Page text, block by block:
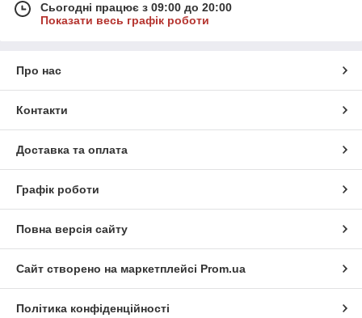
Сьогодні працює з 09:00 до 20:00
Показати весь графік роботи
Про нас
Контакти
Доставка та оплата
Графік роботи
Повна версія сайту
Сайт створено на маркетплейсі Prom.ua
Політика конфіденційності